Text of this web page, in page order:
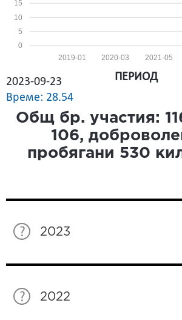
0
5
10
15
2021-05
2020-03
2019-01
2023-09-23
Време: 28.54
ПЕРИОД
Общ бр. участия:
106,
пробягани 530
2023
2022